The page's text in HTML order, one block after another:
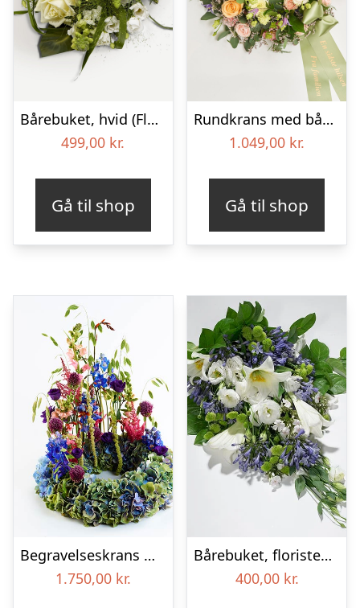
Bårebuket, hvid (Floristens kreative valg) med bånd
499,00 kr.
Gå til shop
Rundkrans med bånd – Floristens kreative valg
1.049,00 kr.
Gå til shop
Begravelseskrans med hortensia og farverige detaljer – Blomster til begravelse
1.750,00 kr.
Bårebuket, floristens valg – Blomster til begravelse
400,00 kr.